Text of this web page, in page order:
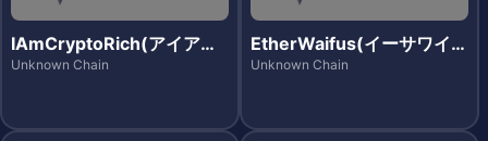
IAmCryptoRich(アイアム
クリプトリッチ)
Unknown Chain
EtherWaifus(イーサワイフ
ス)
Unknown Chain